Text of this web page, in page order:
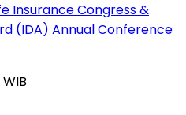
Insurance Congress &
(IDA) Annual Conference